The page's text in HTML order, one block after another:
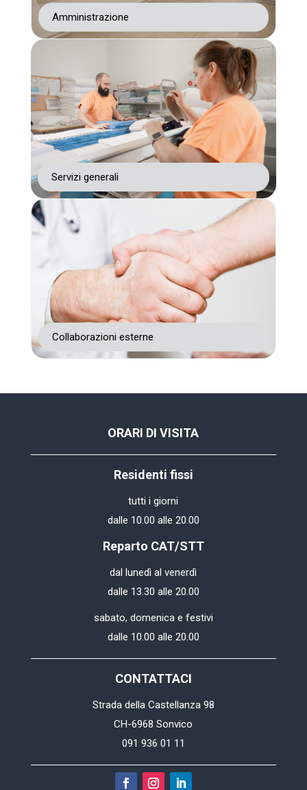
Amministrazione
Servizi generali
Collaborazioni esterne
ORARI DI VISITA
Residenti fissi
tutti i giorni
dalle 10.00 alle 20.00
Reparto CAT/STT
dal lunedì al venerdì
dalle 13.30 alle 20.00
sabato, domenica e festivi
dalle 10.00 alle 20.00
CONTATTACI
Strada della Castellanza 98
CH-6968 Sonvico
091 936 01 11